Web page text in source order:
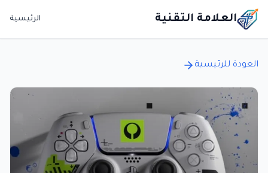
العلامة التقنية الرئيسية
العودة للرئيسية